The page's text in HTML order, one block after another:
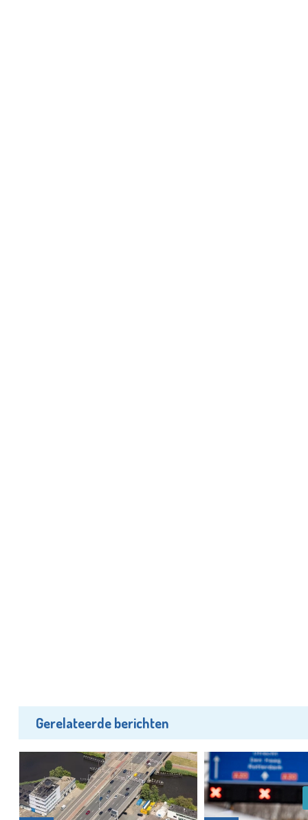
Gerelateerde berichten